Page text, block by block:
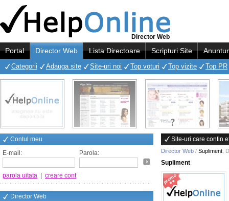
Director Web
Portal Director Web Lista Directoare Scripturi Site
Categorii Adauga site Site-uri noi Top voturi Top vizite Top PR
Contul meu
E-mail:
Parola:
parola uitata creare cont
Director Web
Site-uri care contin
Director Web / Supliment
Supliment